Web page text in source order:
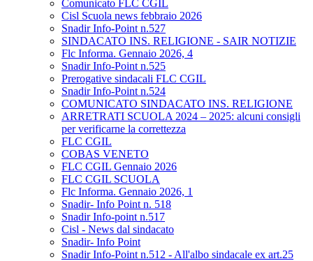
Comunicato FLC CGIL
Cisl Scuola news febbraio 2026
Snadir Info-Point n.527
SINDACATO INS. RELIGIONE - SAIR NOTIZIE
Flc Informa. Gennaio 2026, 4
Snadir Info-Point n.525
Prerogative sindacali FLC CGIL
Snadir Info-Point n.524
COMUNICATO SINDACATO INS. RELIGIONE
ARRETRATI SCUOLA 2024 – 2025: alcuni consigli
per verificarne la correttezza
FLC CGIL
COBAS VENETO
FLC CGIL Gennaio 2026
FLC CGIL SCUOLA
Flc Informa. Gennaio 2026, 1
Snadir- Info Point n. 518
Snadir Info-point n.517
Cisl - News dal sindacato
Snadir- Info Point
Snadir Info-Point n.512 - All'albo sindacale ex art.25